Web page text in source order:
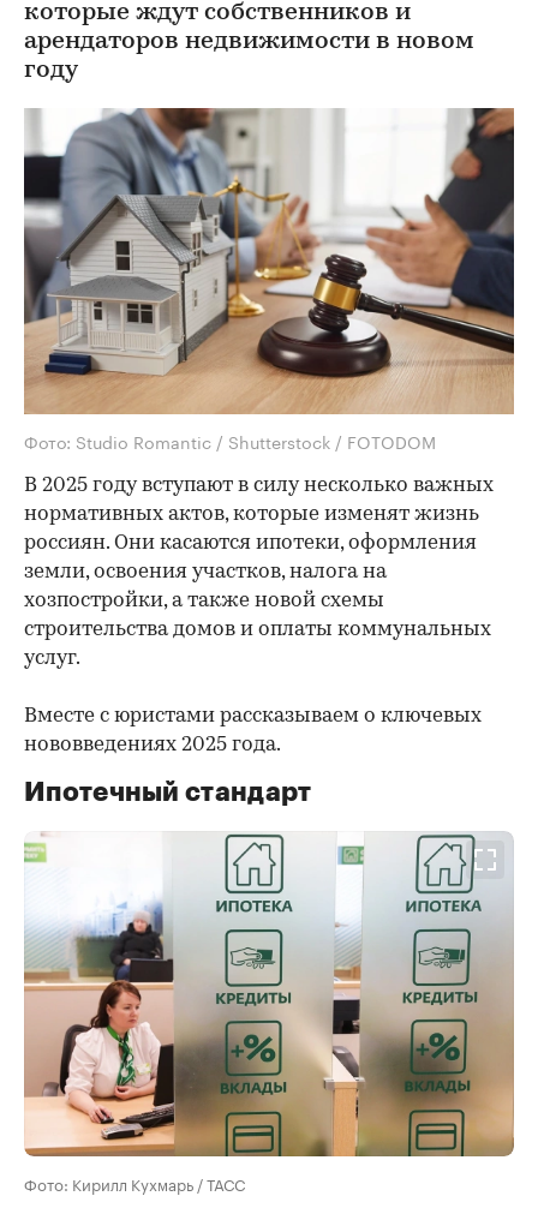
которые ждут собственников и
арендаторов недвижимости в новом
году
Фото: Studio Romantic / Shutterstock / FOTODOM
В 2025 году вступают в силу несколько важных
нормативных актов, которые изменят жизнь
россиян. Они касаются ипотеки, оформления
земли, освоения участков, налога на
хозпостройки, а также новой схемы
строительства домов и оплаты коммунальных
услуг.
Вместе с юристами рассказываем о ключевых
нововведениях 2025 года.
Ипотечный стандарт
Фото: Кирилл Кухмарь / ТАСС